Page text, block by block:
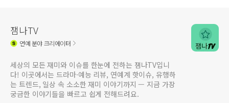
잼나TV
연예분야 크리에이터
세상의 모든 재미와 이슈를 한눈에 전하는 잼나TV입니
다! 이곳에서는 드라마·예능 리뷰, 연예계 핫이슈, 유행하
는 트렌드, 일상 속 소소한 재미 이야기까지 — 지금 가장
궁금한 이야기들을 빠르고 쉽게 전해드려요.